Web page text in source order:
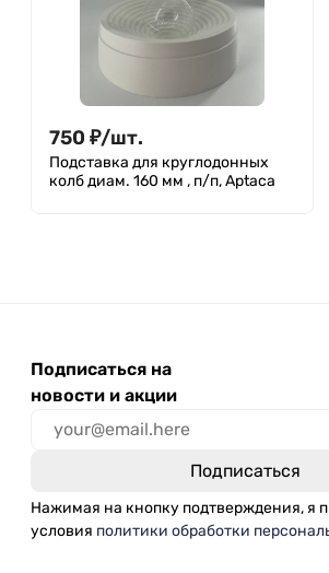
750 ₽/шт.
Подставка для круглодонных
колб диам. 160 мм , п/п, Aptaca
Подписаться на
новости и акции
Нажимая на кнопку подтверждения, я
условия политики обработки